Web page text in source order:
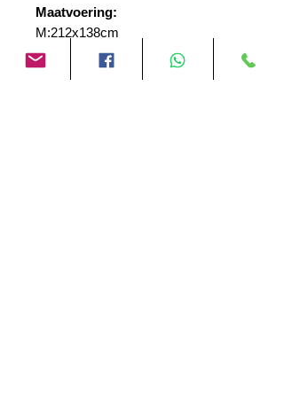
Maatvoering:
M:212x138cm
L:220x72x135cm
XL:230x69x135cm